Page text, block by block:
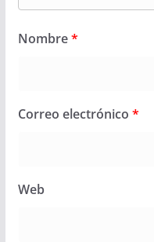
Nombre*
Correo electrónico *
Web